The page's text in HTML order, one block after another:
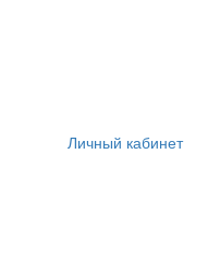
Личный кабинет